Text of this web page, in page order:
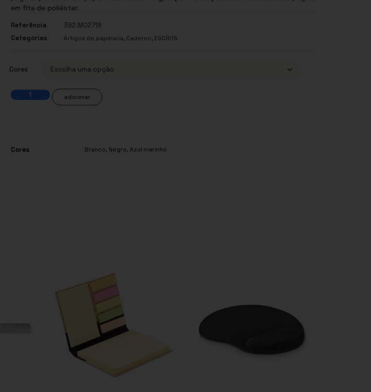
em fita de poliéster.
Referência
392.MO2718
Categorias
Artigos de papelaria, Caderno, ESCRITA
Cores
adicionar
Cores Branco, Negro, Azul marinho